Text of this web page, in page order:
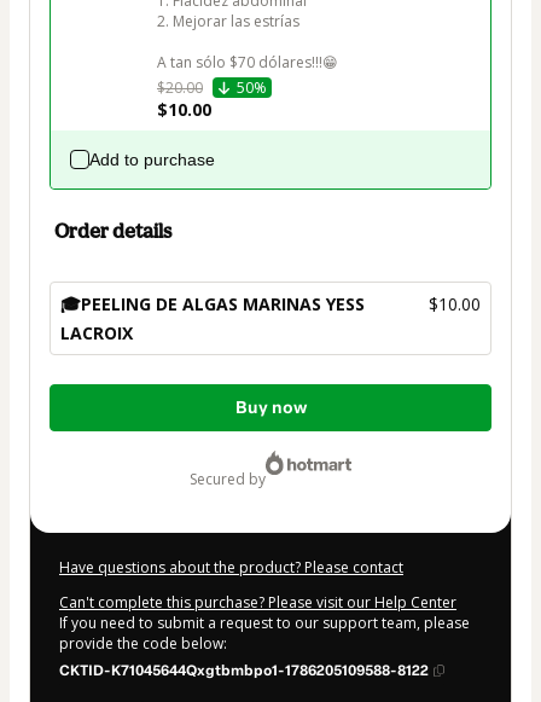
2. Mejorar las estrías
$20.00
50%
$10.00
Add to purchase
Order details
🎓PEELING DE ALGAS MARINAS YESS
LACROIX
$10.00
Total
Buy now
secured by
Have questions about the product? Please contact
Can't complete this purchase? Please visit our Help Center
If you need to submit a request to our support team, please
provide the code below:
CKTID-K71045644Qxgtbmbpo1-1786205109588-8122